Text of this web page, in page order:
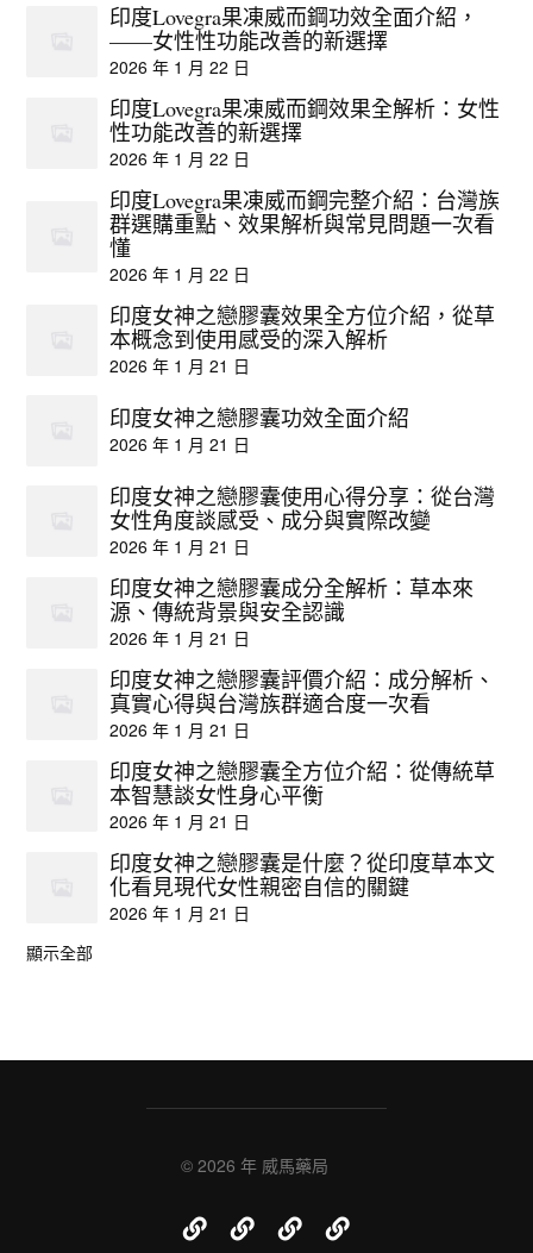
印度Lovegra果凍威而鋼功效全面介紹，
——女性性功能改善的新選擇
2026 年 1 月 22 日
印度Lovegra果凍威而鋼效果全解析：女性
性功能改善的新選擇
2026 年 1 月 22 日
印度Lovegra果凍威而鋼完整介紹：台灣族
群選購重點、效果解析與常見問題一次看
懂
2026 年 1 月 22 日
印度女神之戀膠囊效果全方位介紹，從草
本概念到使用感受的深入解析
2026 年 1 月 21 日
印度女神之戀膠囊功效全面介紹
2026 年 1 月 21 日
印度女神之戀膠囊使用心得分享：從台灣
女性角度談感受、成分與實際改變
2026 年 1 月 21 日
印度女神之戀膠囊成分全解析：草本來
源、傳統背景與安全認識
2026 年 1 月 21 日
印度女神之戀膠囊評價介紹：成分解析、
真實心得與台灣族群適合度一次看
2026 年 1 月 21 日
印度女神之戀膠囊全方位介紹：從傳統草
本智慧談女性身心平衡
2026 年 1 月 21 日
印度女神之戀膠囊是什麼？從印度草本文
化看見現代女性親密自信的關鍵
2026 年 1 月 21 日
顯示全部
© 2026 年 威馬藥局